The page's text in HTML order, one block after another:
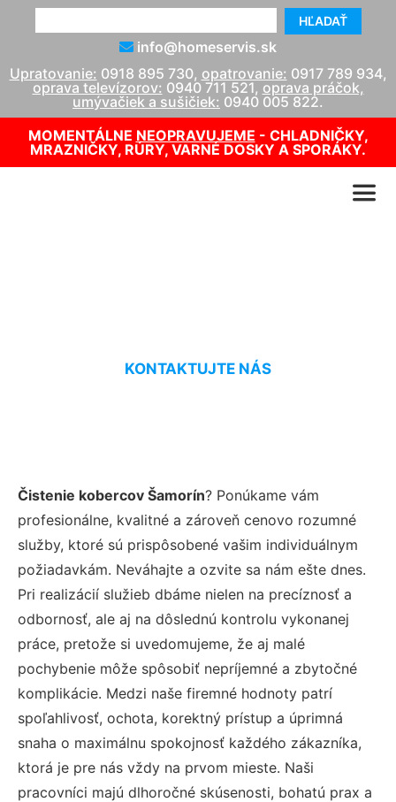
HĽADAŤ
info@homeservis.sk
Upratovanie: 0918 895 730, opatrovanie: 0917 789 934,
oprava televízorov: 0940 711 521, oprava práčok,
umývačiek a sušičiek: 0940 005 822.
MOMENTÁLNE NEOPRAVUJEME - CHLADNIČKY,
MRAZNIČKY, RÚRY, VARNÉ DOSKY A SPORÁKY.
KONTAKTUJTE NÁS
Čistenie kobercov Šamorín? Ponúkame vám
profesionálne, kvalitné a zároveň cenovo rozumné
služby, ktoré sú prispôsobené vašim individuálnym
požiadavkám. Neváhajte a ozvite sa nám ešte dnes.
Pri realizácií služieb dbáme nielen na precíznosť a
odbornosť, ale aj na dôslednú kontrolu vykonanej
práce, pretože si uvedomujeme, že aj malé
pochybenie môže spôsobiť nepríjemné a zbytočné
komplikácie. Medzi naše firemné hodnoty patrí
spoľahlivosť, ochota, korektný prístup a úprimná
snaha o maximálnu spokojnosť každého zákazníka,
ktorá je pre nás vždy na prvom mieste. Naši
pracovníci majú dlhoročné skúsenosti, bohatú prax a